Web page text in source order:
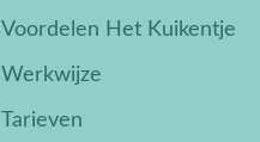
Voordelen Het Kuikentje
Werkwijze
Tarieven